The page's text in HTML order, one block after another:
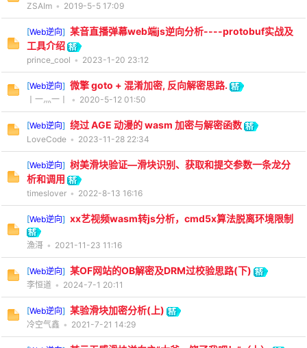
ZSAIm • 2019-5-5 17:09
[Web逆向] 某音直播弹幕web端js逆向分析----protobuf实战及
工具介绍
prince_cool • 2023-1-20 23:12
[Web逆向] 微擎 goto + 混淆加密, 反向解密思路.
丨一灬一丨 • 2020-5-12 01:50
[Web逆向] 绕过 AGE 动漫的 wasm 加密与解密函数
LoveCode • 2023-11-28 22:34
[Web逆向] 树美滑块验证—滑块识别、获取和提交参数一条龙分
析和调用
timeslover • 2022-8-13 16:16
[Web逆向] xx艺视频wasm转js分析，cmd5x算法脱离环境限制
漁滒 • 2021-11-23 11:16
[Web逆向] 某OF网站的OB解密及DRM过校验思路(下)
李恒道 • 2024-7-1 20:11
[Web逆向] 某验滑块加密分析(上)
冷空气鑫 • 2021-7-21 14:29